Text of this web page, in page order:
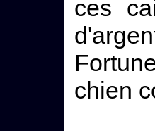
ces
chien